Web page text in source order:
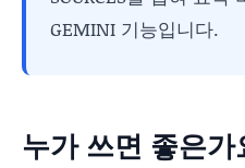
GEMINI 기능입니다.
누가 쓰면 좋은가